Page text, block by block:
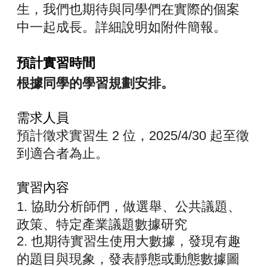
生， 我們也期待與同學們在實際的個案
中一起成長。 詳細說明如附件簡報。
預計實習時間
根據同學的學習規劃安排。
需求人員
預計徵求實習生 2 位，2025/4/30 起至徵
到適合者為止。
實習內容
1. 協助分析師們，做選舉、公共議題、
政策、特定產業議題數據研究
2. 也期待實習生使用大數據，發現有趣
的題目與現象， 發表靜態或動態數據圖